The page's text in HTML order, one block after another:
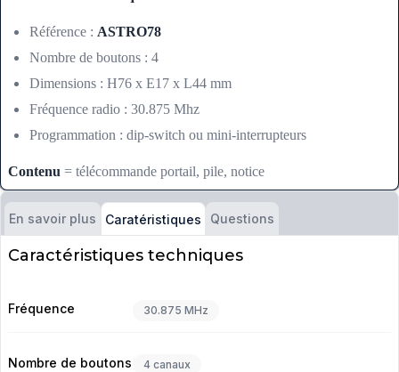
Référence : ASTRO78
Nombre de boutons : 4
Dimensions : H76 x E17 x L44 mm
Fréquence radio : 30.875 Mhz
Programmation : dip-switch ou mini-interrupteurs
Contenu = télécommande portail, pile, notice
En savoir plus Caratéristiques Questions
Caractéristiques techniques
Fréquence 30.875 MHz
Nombre de boutons 4 canaux